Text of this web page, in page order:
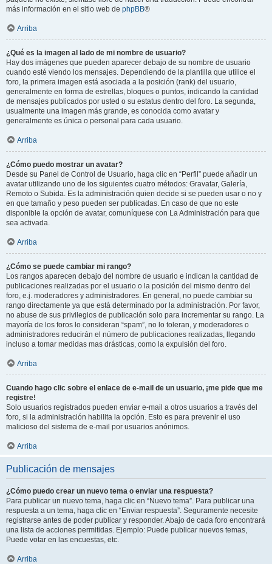
más información en el sitio web de phpBB®
Arriba
¿Qué es la imagen al lado de mi nombre de usuario?
Hay dos imágenes que pueden aparecer debajo de su nombre de usuario
cuando esté viendo los mensajes. Dependiendo de la plantilla que utilice el
foro, la primera imagen está asociada a la posición (rank) del usuario,
generalmente en forma de estrellas, bloques o puntos, indicando la cantidad
de mensajes publicados por usted o su estatus dentro del foro. La segunda,
usualmente una imagen más grande, es conocida como avatar y
generalmente es única o personal para cada usuario.
Arriba
¿Cómo puedo mostrar un avatar?
Desde su Panel de Control de Usuario, haga clic en “Perfil” puede añadir un
avatar utilizando uno de los siguientes cuatro métodos: Gravatar, Galería,
Remoto o Subida. Es la administración quien decide si se pueden usar o no y
en que tamaño y peso pueden ser publicadas. En caso de que no este
disponible la opción de avatar, comuníquese con La Administración para que
sea activada.
Arriba
¿Cómo se puede cambiar mi rango?
Los rangos aparecen debajo del nombre de usuario e indican la cantidad de
publicaciones realizadas por el usuario o la posición del mismo dentro del
foro, e.j. moderadores y administradores. En general, no puede cambiar su
rango directamente ya que está determinado por la administración. Por favor,
no abuse de sus privilegios de publicación solo para incrementar su rango. La
mayoría de los foros lo consideran “spam”, no lo toleran, y moderadores o
administradores reducirán el número de publicaciones realizadas, llegando
incluso a tomar medidas mas drásticas, como la expulsión del foro.
Arriba
Cuando hago clic sobre el enlace de e-mail de un usuario, ¡me pide que me
registre!
Solo usuarios registrados pueden enviar e-mail a otros usuarios a través del
foro, si la administración habilita la opción. Esto es para prevenir el uso
malicioso del sistema de e-mail por usuarios anónimos.
Arriba
Publicación de mensajes
¿Cómo puedo crear un nuevo tema o enviar una respuesta?
Para publicar un nuevo tema, haga clic en “Nuevo tema”. Para publicar una
respuesta a un tema, haga clic en “Enviar respuesta”. Seguramente necesite
registrarse antes de poder publicar y responder. Abajo de cada foro encontrará
una lista de acciones permitidas. Ejemplo: Puede publicar nuevos temas,
Puede votar en las encuestas, etc.
Arriba